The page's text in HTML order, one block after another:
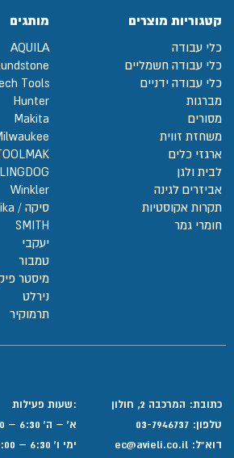
קטגוריות מוצרים
כלי עבודה
כלי עבודה חשמליים
כלי עבודה ידניים
מברגות
מסורים
משחזת זווית
ארגזי כלים
לבית ולגן
אביזרים לגינה
תקרות אקוסטיות
חומרי גמר
מותגים
AQUILA
Tools
Hunter
Makita
Winkler
סיקה / Sika
SMITH
יעקבי
טמבור
מיסטר
נירלט
תרמוקיר
כתובת: המרכבה 2, חולון
טלפון: 03-7946737
דוא”ל:
:שעות פעילות
א' – ה' 6:30 – 17:00
ימי ו' 6:30 – 13:00